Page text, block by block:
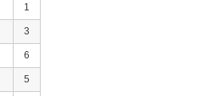
1
3
6
5